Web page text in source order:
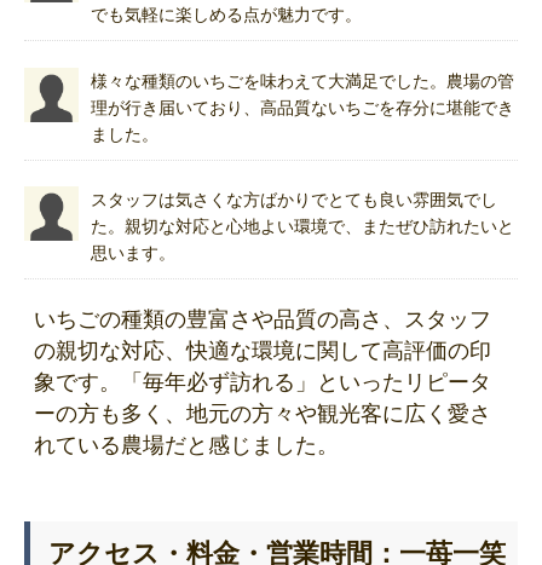
でも気軽に楽しめる点が魅力です。
様々な種類のいちごを味わえて大満足でした。農場の管
理が行き届いており、高品質ないちごを存分に堪能でき
ました。
スタッフは気さくな方ばかりでとても良い雰囲気でし
た。親切な対応と心地よい環境で、またぜひ訪れたいと
思います。
いちごの種類の豊富さや品質の高さ、スタッフ
の親切な対応、快適な環境に関して高評価の印
象です。「毎年必ず訪れる」といったリピータ
ーの方も多く、地元の方々や観光客に広く愛さ
れている農場だと感じました。
アクセス・料金・営業時間：一苺一笑